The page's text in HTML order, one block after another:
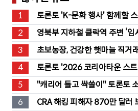
1
토론토 'K-문화 행사' 함께할
2
영북부 지하철 클락역 주변 ‘
트리트 바뀐다”
3
초보농장, 건강한 햇마늘 직
도 판매
4
토론토 '2026 코리아타운 스
5
"캐리어 들고 싹쓸이" 토론토
훔친 물건 재유통
6
CRA 해킹 피해자 870만 달러